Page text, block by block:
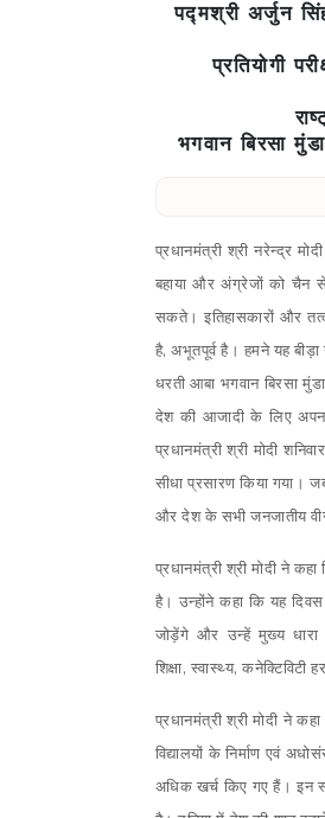
पद्मश्री अर्जुन
प्रतियोगी
भगवान बिरसा
प्रधानमंत्री श्री नरेन्द्र
बहाया और अंग्रेजों को चैन से
सकते। इतिहासकारों और
है,अभूतपूर्व है। हमने यह
धरती आबा भगवान बिरसा
देश की आजादी के लिए अपना
प्रधानमंत्री श्री मोदी
सीधा प्रसारण किया गया।
और देश के सभी जनजातीय
प्रधानमंत्री श्री मोदी ने
है। उन्होंने कहा कि यह
जोड़ेंगे और उन्हें मुख्य धारा
शिक्षा, स्वास्थ्य, कनेक्टिविटी
प्रधानमंत्री श्री मोदी ने
विद्यालयों के निर्माण एवं
अधिक खर्च किए गए हैं। इन